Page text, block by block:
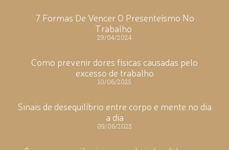
7 Formas De Vencer O Presenteísmo No
Trabalho
29/04/2024
Como prevenir dores físicas causadas pelo
excesso de trabalho
10/06/2025
Sinais de desequilíbrio entre corpo e mente no dia
a dia
09/06/2025